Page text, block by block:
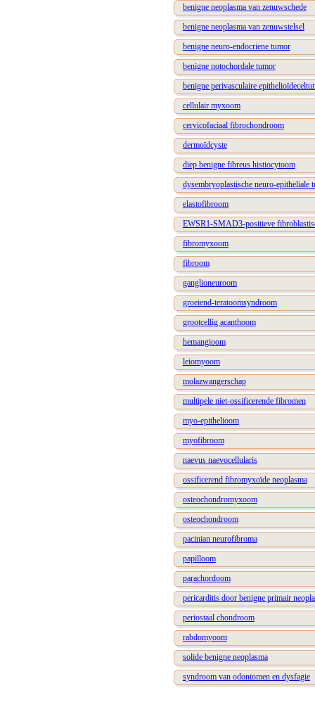
benigne neoplasma van zenuwschede
benigne neoplasma van zenuwstelsel
benigne neuro-endocriene tumor
benigne notochordale tumor
benigne perivasculaire
cellulair myxoom
cervicofaciaal fibrochondroom
dermoïdcyste
diep benigne fibreus histiocytoom
dysembryoplastische neuro-epitheliale
elastofibroom
EWSR1-SMAD3-positieve
fibromyxoom
fibroom
ganglioneuroom
groeiend-teratoomsyndroom
grootcellig acanthoom
hemangioom
leiomyoom
molazwangerschap
multipele niet-ossificerende fibromen
myo-epithelioom
myofibroom
naevus naevocellularis
ossificerend fibromyxoïde neoplasma
osteochondromyxoom
osteochondroom
pacinian neurofibroma
papilloom
parachordoom
pericarditis door benigne primair
periostaal chondroom
rabdomyoom
solide benigne neoplasma
syndroom van odontomen en dysfagie